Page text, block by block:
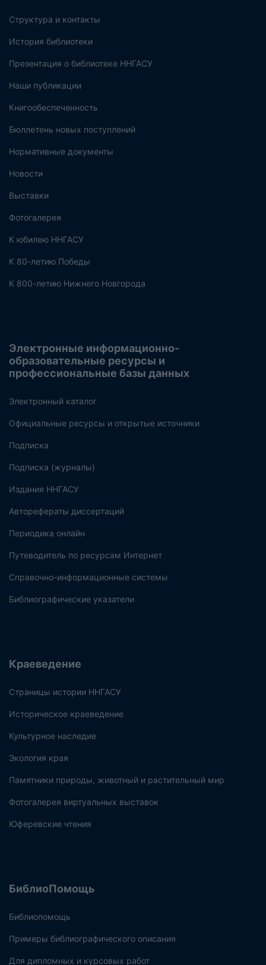
Структура и контакты
История библиотеки
Презентация о библиотеке ННГАСУ
Наши публикации
Книгообеспеченность
Бюллетень новых поступлений
Нормативные документы
Новости
Выставки
Фотогалерея
К юбилею ННГАСУ
К 80-летию Победы
К 800-летию Нижнего Новгорода
Электронные информационно-
образовательные ресурсы и
профессиональные базы данных
Электронный каталог
Официальные ресурсы и открытые источники
Подписка
Подписка (журналы)
Издания ННГАСУ
Авторефераты диссертаций
Периодика онлайн
Путеводитель по ресурсам Интернет
Справочно-информационные системы
Библиографические указатели
Краеведение
Страницы истории ННГАСУ
Историческое краеведение
Культурное наследие
Экология края
Памятники природы, животный и растительный мир
Фотогалерея виртуальных выставок
Юферевские чтения
БиблиоПомощь
Библиопомощь
Примеры библиографического описания
Для дипломных и курсовых работ